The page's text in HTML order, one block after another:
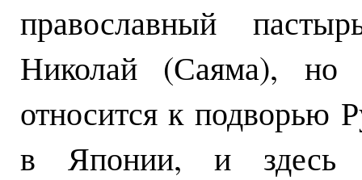
православный
Николай (Саяма), но
относится к подворью
в Японии, и здесь